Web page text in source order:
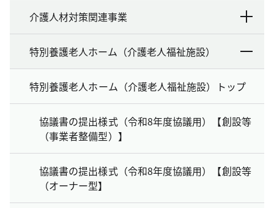
介護人材対策関連事業
特別養護老人ホーム（介護老人福祉施設）
特別養護老人ホーム（介護老人福祉施設）トップ
協議書の提出様式（令和8年度協議用）【創設等
（事業者整備型）】
協議書の提出様式（令和8年度協議用）【創設等
（オーナー型】